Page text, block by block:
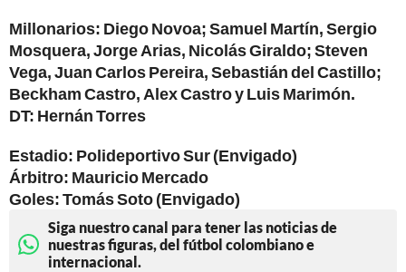
Millonarios: Diego Novoa; Samuel Martín, Sergio
Mosquera, Jorge Arias, Nicolás Giraldo; Steven
Vega, Juan Carlos Pereira, Sebastián del Castillo;
Beckham Castro, Alex Castro y Luis Marimón.
DT: Hernán Torres
Estadio: Polideportivo Sur (Envigado)
Árbitro: Mauricio Mercado
Goles: Tomás Soto (Envigado)
Siga nuestro canal para tener las noticias de
nuestras figuras, del fútbol colombiano e
internacional.